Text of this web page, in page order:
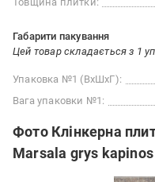
Габарити пакування
Цей товар складається з 1
Упаковка №1 (ВхШхГ):
Вага упаковки №1:
Фото Клінкерна
Marsala grys